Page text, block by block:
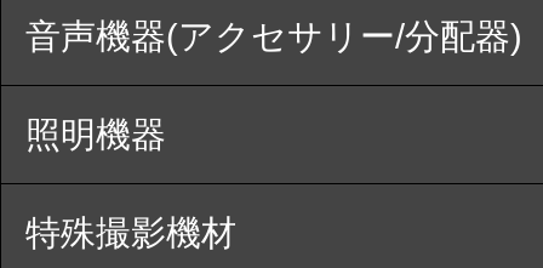
音声機器(アクセサリー/分配器)
照明機器
特殊撮影機材